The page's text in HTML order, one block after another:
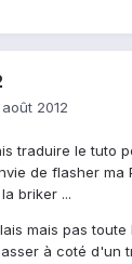
2012
traduire le tuto
de flasher ma
briker ...
mais pas toute
à coté d'un